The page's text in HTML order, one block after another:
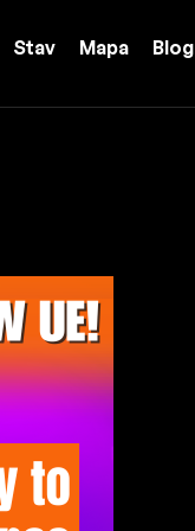
Stav Mapa Blog